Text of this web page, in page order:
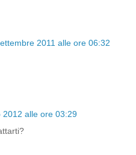
2011 alle ore 06:32
2012 alle ore 03:29